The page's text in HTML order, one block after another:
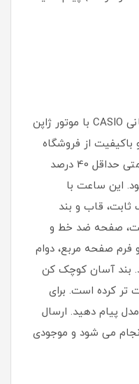
ساعت مچی مردانه کاسیو اولدمانی CASIO با موتور ژاپن
باکیفیت از فروشگاه
اینترنتی روبی مد است که با قیمتی حداقل 40 درصد
این ساعت با
ثابت، قاب و بند
صفحه ضد خط و
صفحه مربع، دوام
بند آسان کوچک کن
تر کرده است. برای
پیام دهید. ارسال
می شود و موجودی